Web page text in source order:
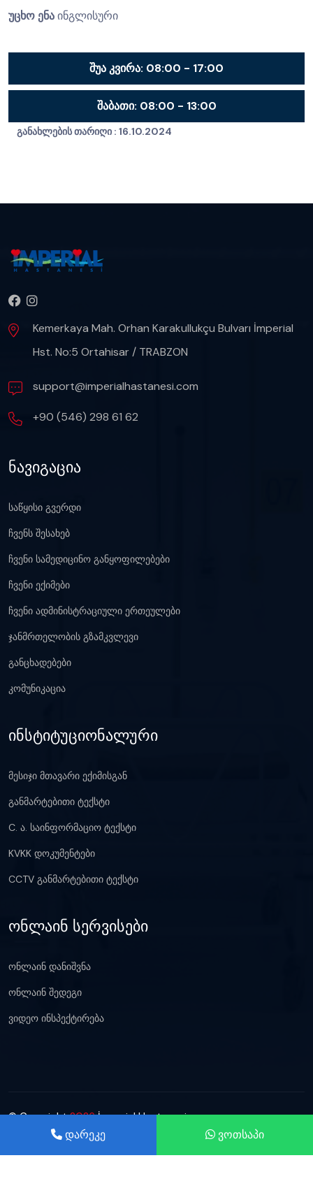
უცხო ენაინგლისური
შუა კვირა: 08:00 - 17:00
შაბათი: 08:00 - 13:00
განახლების თარიღი : 16.10.2024
Kemerkaya Mah. Orhan Karakullukçu Bulvarı İmperial
Hst. No:5 Ortahisar / TRABZON
support@imperialhastanesi.com
+90 (546) 298 61 62
ნავიგაცია
საწყისი გვერდი
ჩვენს შესახებ
ჩვენი სამედიცინო განყოფილებები
ჩვენი ექიმები
ჩვენი ადმინისტრაციული ერთეულები
ჯანმრთელობის გზამკვლევი
განცხადებები
კომუნიკაცია
ინსტიტუციონალური
მესიჯი მთავარი ექიმისგან
განმარტებითი ტექსტი
C. ა. საინფორმაციო ტექსტი
KVKK დოკუმენტები
CCTV განმარტებითი ტექსტი
ონლაინ სერვისები
ონლაინ დანიშვნა
ონლაინ შედეგი
ვიდეო ინსპექტირება
© Copyright2026İmperial Hastanesi
დარეკე ვოთსაპი